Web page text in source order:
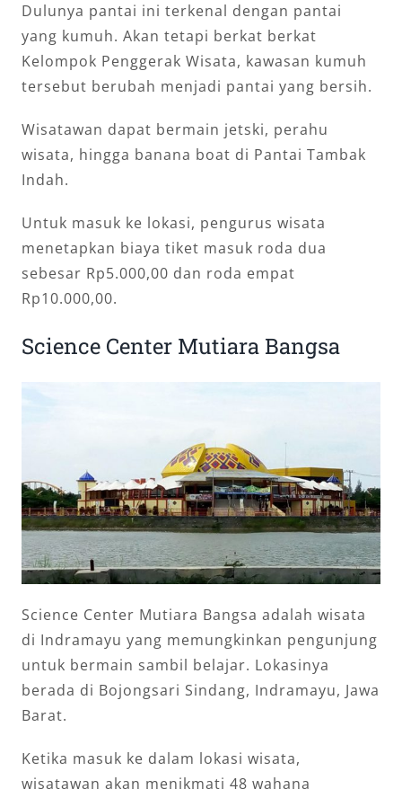
Dulunya pantai ini terkenal dengan pantai
yang kumuh. Akan tetapi berkat berkat
Kelompok Penggerak Wisata, kawasan kumuh
tersebut berubah menjadi pantai yang bersih.
Wisatawan dapat bermain jetski, perahu
wisata, hingga banana boat di Pantai Tambak
Indah.
Untuk masuk ke lokasi, pengurus wisata
menetapkan biaya tiket masuk roda dua
sebesar Rp5.000,00 dan roda empat
Rp10.000,00.
Science Center Mutiara Bangsa
Science Center Mutiara Bangsa adalah wisata
di Indramayu yang memungkinkan pengunjung
untuk bermain sambil belajar. Lokasinya
berada di Bojongsari Sindang, Indramayu, Jawa
Barat.
Ketika masuk ke dalam lokasi wisata,
wisatawan akan menikmati 48 wahana